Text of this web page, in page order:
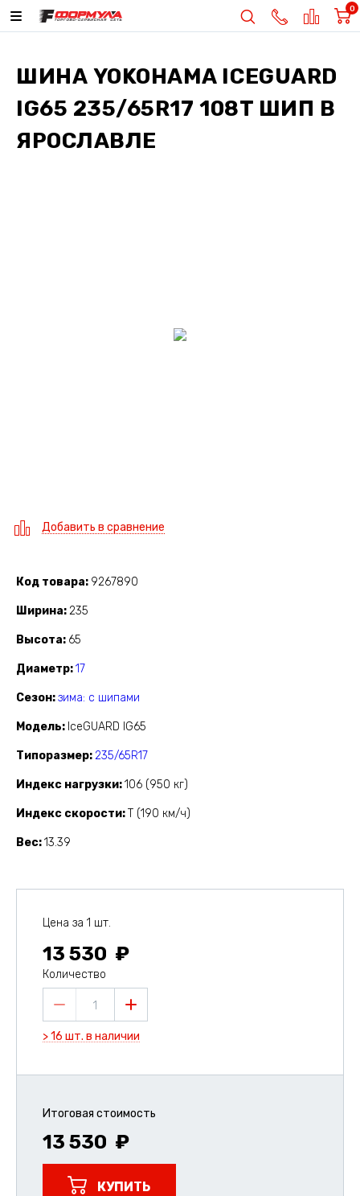
0
ШИНА YOKOHAMA ICEGUARD
IG65 235/65R17 108T ШИП В
ЯРОСЛАВЛЕ
Добавить в сравнение
Код товара 9267890
Ширина 235
Высота 65
Диаметр 17
Сезон зима: с шипами
Модель IceGUARD IG65
Типоразмер 235/65R17
Индекс нагрузки 106 (950 кг)
Индекс скорости T (190 км/ч)
Вес 13.39
Цена за 1 шт.
13 530
Количество
1
> 16 шт. в наличии
Итоговая стоимость
13 530
КУПИТЬ